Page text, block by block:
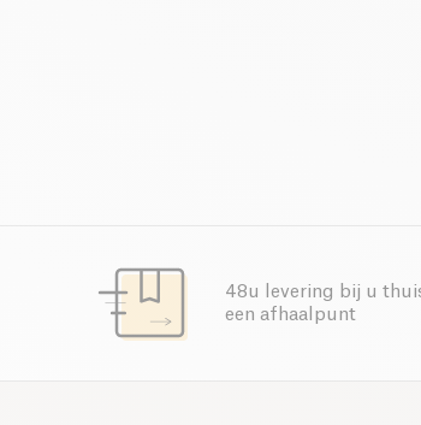
48u levering bij u
een afhaalpunt